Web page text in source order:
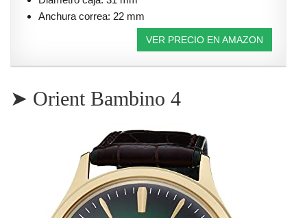
Anchura correa: 22 mm
VER PRECIO EN AMAZON
➤ Orient Bambino 4